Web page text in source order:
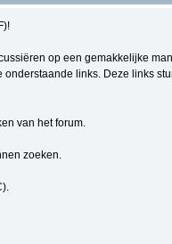
op een gemakkelijke
links. Deze links
van het forum.
zoeken.